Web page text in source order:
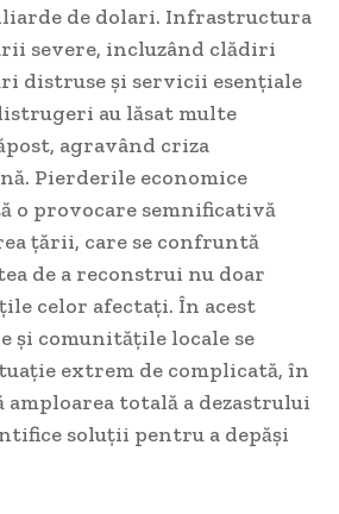
de dolari. Infrastructura
severe, incluzând clădiri
distruse și servicii esențiale
au lăsat multe
agravând criza
Pierderile economice
o provocare semnificativă
țării, care se confruntă
de a reconstrui nu doar
celor afectați. În acest
și comunitățile locale se
extrem de complicată, în
amploarea totală a dezastrului
soluții pentru a depăși